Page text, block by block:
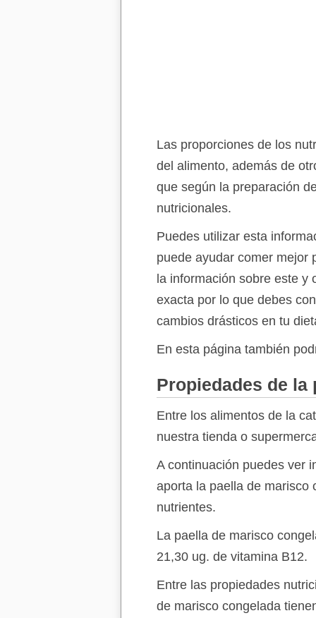
Las proporciones de los
del alimento, además de
que según la preparación
nutricionales.
Puedes utilizar esta
puede ayudar comer mejor
la información sobre este
exacta por lo que debes
cambios drásticos en tu
En esta página también
Propiedades de la
Entre los alimentos de la
nuestra tienda o
A continuación puedes ver
aporta la paella de marisco
nutrientes.
La paella de marisco
21,30 ug. de vitamina B12.
Entre las propiedades
de marisco congelada